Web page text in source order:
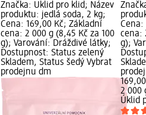
Značka: Úklid pro klid; Název
produktu: jedlá soda, 2 kg;
Cena: 169,00 Kč; Základní
cena: 2 000 g (8,45 Kč za 100
g); Varování: Dráždivé látky;
Dostupnost: Status zelený
Skladem, Status šedý Vybrat
prodejnu dm
Cena:
cena:
g);
2 000
Úklid